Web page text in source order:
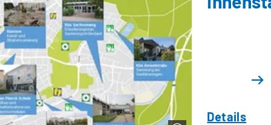
Details